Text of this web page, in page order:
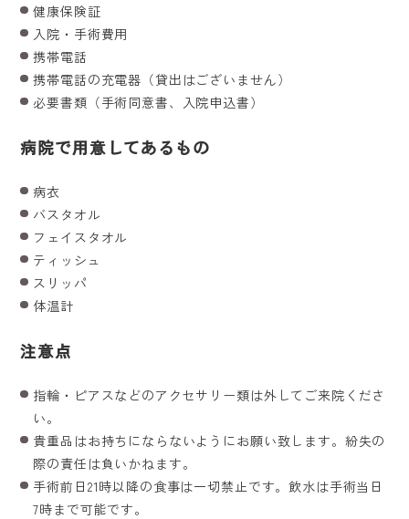
健康保険証
入院・手術費用
携帯電話
携帯電話の充電器（貸出はございません）
必要書類（手術同意書、入院申込書）
病院で用意してあるもの
病衣
バスタオル
フェイスタオル
ティッシュ
スリッパ
体温計
注意点
指輪・ピアスなどのアクセサリー類は外してご来院くださ
い。
貴重品はお持ちにならないようにお願い致します。紛失の
際の責任は負いかねます。
手術前日21時以降の食事は一切禁止です。飲水は手術当日
7時まで可能です。